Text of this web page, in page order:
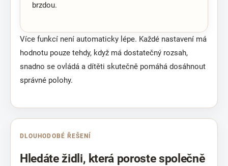
brzdou.
Více funkcí není automaticky lépe. Každé nastavení má
hodnotu pouze tehdy, když má dostatečný rozsah,
snadno se ovládá a dítěti skutečně pomáhá dosáhnout
správné polohy.
DLOUHODOBÉ ŘEŠENÍ
Hledáte židli, která poroste společně